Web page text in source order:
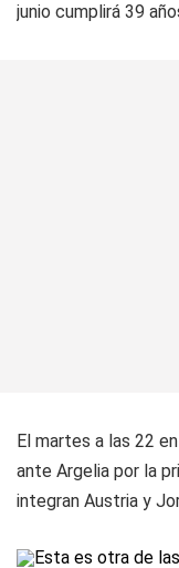
junio cumplirá 39
El martes a las 22
ante Argelia por la
integran Austria y